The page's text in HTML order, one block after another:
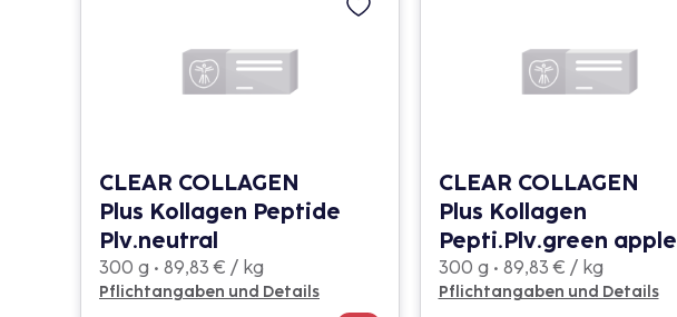
CLEAR COLLAGEN
Plus Kollagen Peptide
Plv.neutral
300 g • 89,83 € / kg
Pflichtangaben und Details
CLEAR COLLAGEN
Plus Kollagen
Pepti.Plv.green apple
300 g • 89,83 € / kg
Pflichtangaben und Details